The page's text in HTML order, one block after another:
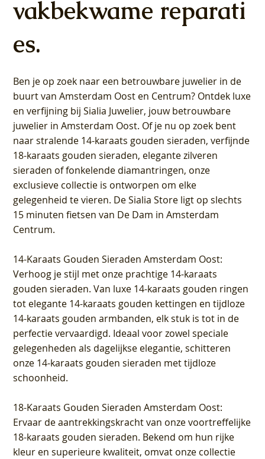
vakbekwame reparati
es.
Ben je op zoek naar een betrouwbare juwelier in de
buurt van Amsterdam Oost en Centrum? Ontdek luxe
en verfijning bij Sialia Juwelier, jouw betrouwbare
juwelier in Amsterdam Oost. Of je nu op zoek bent
naar stralende 14-karaats gouden sieraden, verfijnde
18-karaats gouden sieraden, elegante zilveren
sieraden of fonkelende diamantringen, onze
exclusieve collectie is ontworpen om elke
gelegenheid te vieren. De Sialia Store ligt op slechts
15 minuten fietsen van De Dam in Amsterdam
Centrum.
14-Karaats Gouden Sieraden Amsterdam Oost:
Verhoog je stijl met onze prachtige 14-karaats
gouden sieraden. Van luxe 14-karaats gouden ringen
tot elegante 14-karaats gouden kettingen en tijdloze
14-karaats gouden armbanden, elk stuk is tot in de
perfectie vervaardigd. Ideaal voor zowel speciale
gelegenheden als dagelijkse elegantie, schitteren
onze 14-karaats gouden sieraden met tijdloze
schoonheid.
18-Karaats Gouden Sieraden Amsterdam Oost:
Ervaar de aantrekkingskracht van onze voortreffelijke
18-karaats gouden sieraden. Bekend om hun rijke
kleur en superieure kwaliteit, omvat onze collectie